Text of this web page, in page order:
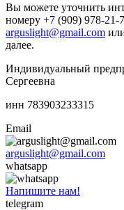
Вы можете уточнить
номеру +7 (909) 978-21-
arguslight@gmail.com
далее.
Индивидуальный
Сергеевна
инн 783903233315
Email
arguslight@gmail.com
whatsapp
Напишите нам!
telegram